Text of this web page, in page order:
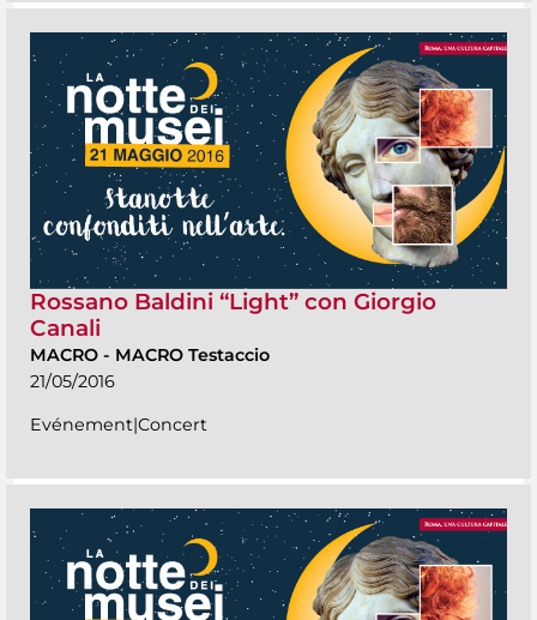
Rossano Baldini “Light” con Giorgio
Canali
MACRO - MACRO Testaccio
21/05/2016
Evénement|Concert